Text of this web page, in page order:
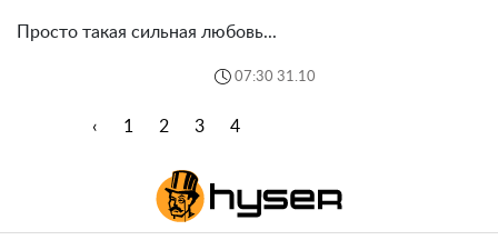
Просто такая сильная любовь...
07:30 31.10
‹ 1 2 3 4